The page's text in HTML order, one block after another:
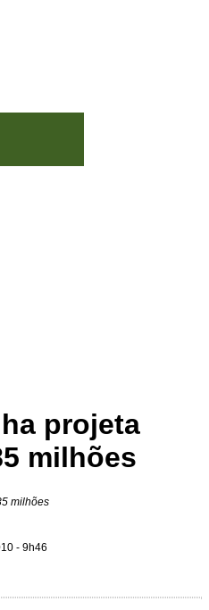
projeta
milhões
milhões
- 9h46